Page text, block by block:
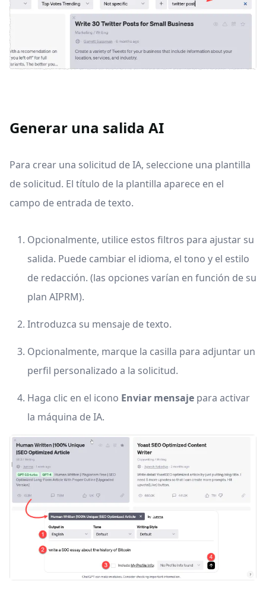
Generar una salida AI
Para crear una solicitud de IA, seleccione una plantilla
de solicitud. El título de la plantilla aparece en el
campo de entrada de texto.
Opcionalmente, utilice estos filtros para ajustar su
salida. Puede cambiar el idioma, el tono y el estilo
de redacción. (las opciones varían en función de su
plan AIPRM).
Introduzca su mensaje de texto.
Opcionalmente, marque la casilla para adjuntar un
perfil personalizado a la solicitud.
Haga clic en el icono Enviar mensaje para activar
la máquina de IA.